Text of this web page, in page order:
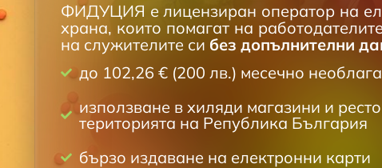
ФИДУЦИЯ е лицензиран оператор на
храна, които помагат на
на служителите си без допълнителни
до 102,26 € (200 лв.) месечно
използване в хиляди магазини и
територията на Република България
бързо издаване на електронни карти